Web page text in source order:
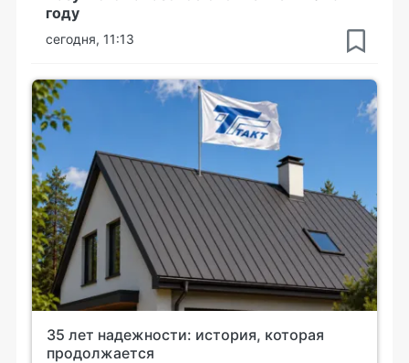
году
сегодня, 11:13
35 лет надежности: история, которая
продолжается